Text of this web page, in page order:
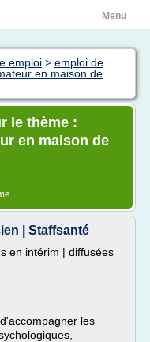
Menu
emploi > emploi de
en maison de
le thème :
en maison de
| Staffsanté
en intérim | diffusées
les